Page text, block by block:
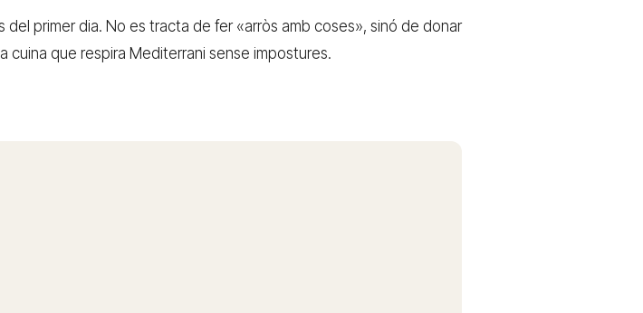
del primer dia. No es tracta de fer «arròs amb coses», sinó de donar
cuina que respira Mediterrani sense impostures.